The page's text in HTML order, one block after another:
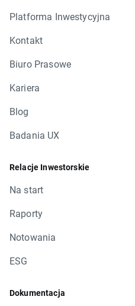
Platforma Inwestycyjna
Kontakt
Biuro Prasowe
Kariera
Blog
Badania UX
Relacje Inwestorskie
Na start
Raporty
Notowania
ESG
Dokumentacja